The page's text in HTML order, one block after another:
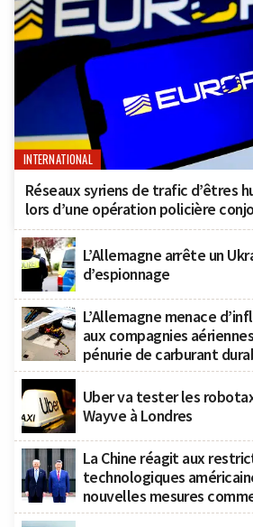
INTERNATIONAL
Réseaux syriens de trafic d’êtres
lors d’une opération policière
L’Allemagne arrête un
d’espionnage
L’Allemagne menace
aux compagnies
pénurie de carburant
Uber va tester les
Wayve à Londres
La Chine réagit aux
technologiques
nouvelles mesures